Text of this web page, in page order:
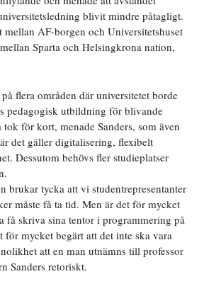
blivit mindre påtagligt.
mellan AF-borgen och Universitetshuset
Sparta och Helsingkrona nation,
flera områden där universitetet borde
pedagogisk utbildning för blivande
tok för kort, menade Sanders, som även
det gäller digitalisering, flexibelt
Dessutom behövs fler studieplatser
brukar tycka att vi studentrepresentanter
måste få ta tid. Men är det för mycket
få skriva sina tentor i programmering på
för mycket begärt att det inte ska vara
att en man utnämns till professor
Sanders retoriskt.